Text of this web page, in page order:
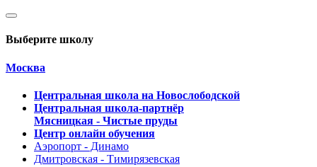
Выберите школу
Москва
Центральная школа на Новослободской
Центральная школа-партнёр
Мясницкая - Чистые пруды
Центр онлайн обучения
Аэропорт - Динамо
Дмитровская - Тимирязевская